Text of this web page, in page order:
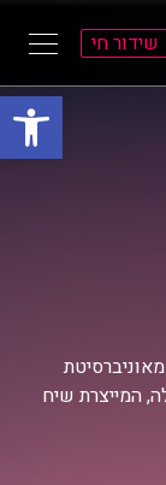
פתח
שידור חי
המייצרת שיח